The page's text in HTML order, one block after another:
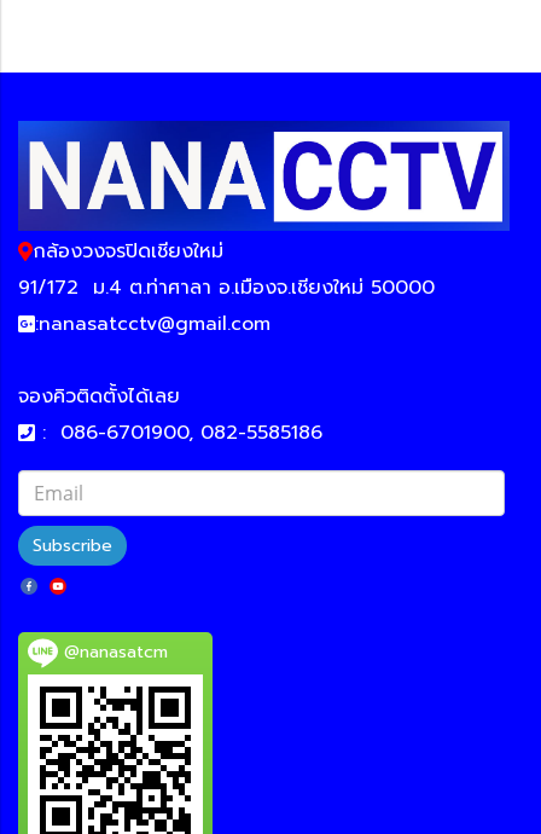
กล้องวงจรปิดเชียงใหม่
91/172 ม.4 ต.ท่าศาลา อ.เมืองจ.เชียงใหม่ 50000
:nanasatcctv@gmail.com
จองคิวติดตั้งได้เลย
: 086-6701900, 082-5585186
Subscribe
@nanasatcm